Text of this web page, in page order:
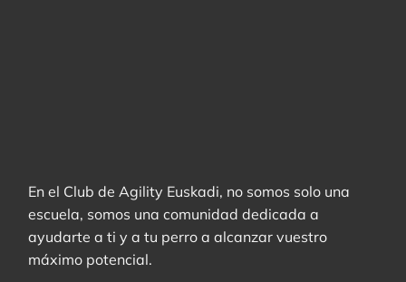
En el Club de Agility Euskadi, no somos solo una
escuela, somos una comunidad dedicada a
ayudarte a ti y a tu perro a alcanzar vuestro
máximo potencial.